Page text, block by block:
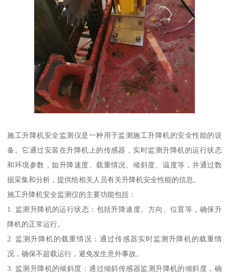
施工升降机安全监测仪是一种用于监测施工升降机的安全性能的设
备。它通过安装在升降机上的传感器，实时监测升降机的运行状态
和环境参数，如升降速度、载重情况、倾斜度、温度等，并通过数
据采集和分析，提供给相关人员有关升降机安全性能的信息。
施工升降机安全监测仪的主要功能包括：
1. 监测升降机的运行状态：包括升降速度、方向、位置等，确保升
降机的正常运行。
2. 监测升降机的载重情况：通过传感器实时监测升降机的载重情
况，确保不超载运行，避免发生意外事故。
3. 监测升降机的倾斜度：通过倾斜传感器监测升降机的倾斜度，确